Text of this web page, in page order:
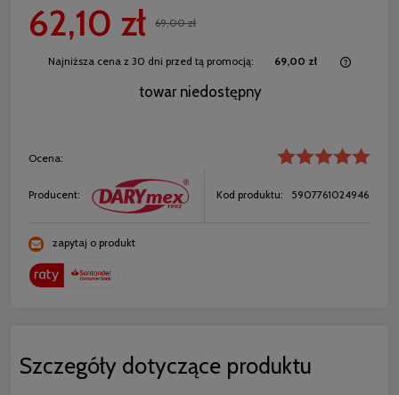
62,10 zł 69,00 zł
Najniższa cena z 30 dni przed tą promocją: 69,00 zł
towar niedostępny
Ocena:
Producent: Kod produktu: 5907761024946
zapytaj o produkt
Szczegóły dotyczące produktu